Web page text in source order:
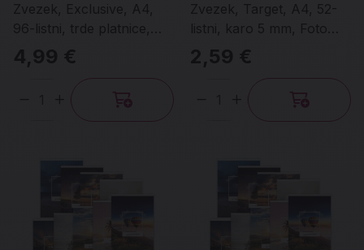
Zvezek, Exclusive, A4,
96-listni, trde platnice,
črtasti, različni motivi
4,99 €
Količina
Zvezek, Target, A4, 52-
listni, karo 5 mm, Foto
Frame, različni motivi
2,59 €
Količina